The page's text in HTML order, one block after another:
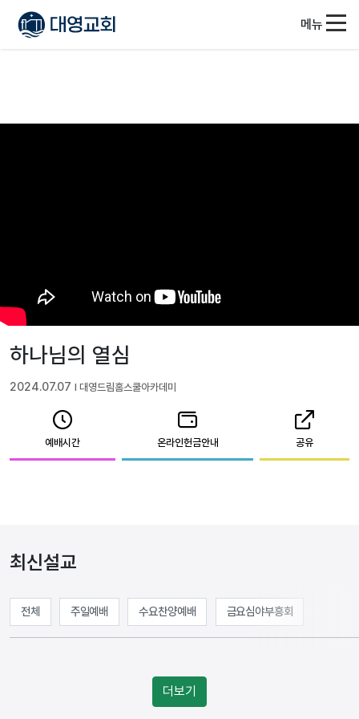
메뉴
하나님의 열심
2024.07.07 l 대영드림홈스쿨아카데미
예배시간 온라인헌금안내 공유
최신설교
전체 주일예배 수요찬양예배 금요심야부흥회
더보기